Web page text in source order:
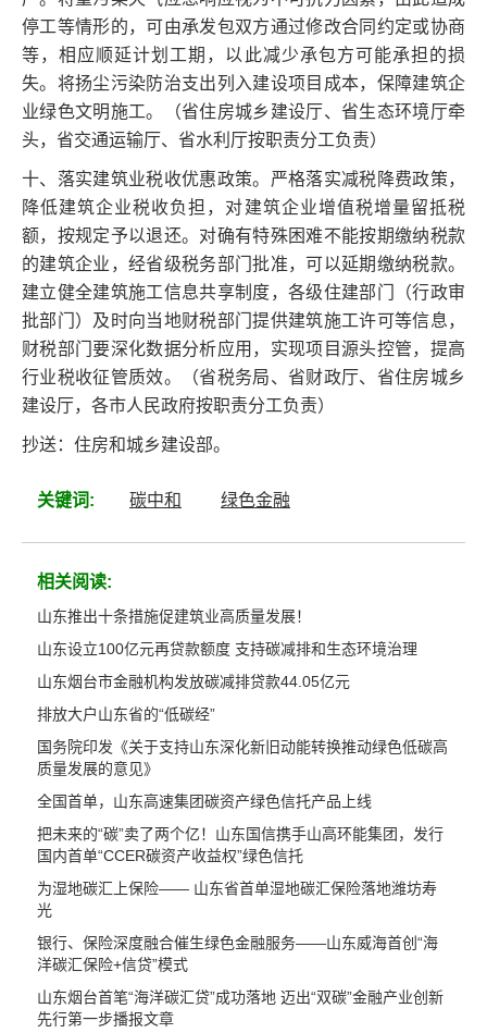
停工等情形的，可由承发包双方通过修改合同约定或协商
等，相应顺延计划工期，以此减少承包方可能承担的损
失。将扬尘污染防治支出列入建设项目成本，保障建筑企
业绿色文明施工。（省住房城乡建设厅、省生态环境厅牵
头，省交通运输厅、省水利厅按职责分工负责）
十、落实建筑业税收优惠政策。严格落实减税降费政策，
降低建筑企业税收负担，对建筑企业增值税增量留抵税
额，按规定予以退还。对确有特殊困难不能按期缴纳税款
的建筑企业，经省级税务部门批准，可以延期缴纳税款。
建立健全建筑施工信息共享制度，各级住建部门（行政审
批部门）及时向当地财税部门提供建筑施工许可等信息，
财税部门要深化数据分析应用，实现项目源头控管，提高
行业税收征管质效。（省税务局、省财政厅、省住房城乡
建设厅，各市人民政府按职责分工负责）
抄送：住房和城乡建设部。
关键词: 碳中和 绿色金融
相关阅读:
山东推出十条措施促建筑业高质量发展！
山东设立100亿元再贷款额度 支持碳减排和生态环境治理
山东烟台市金融机构发放碳减排贷款44.05亿元
排放大户山东省的“低碳经”
国务院印发《关于支持山东深化新旧动能转换推动绿色低碳高
质量发展的意见》
全国首单，山东高速集团碳资产绿色信托产品上线
把未来的“碳”卖了两个亿！山东国信携手山高环能集团，发行
国内首单“CCER碳资产收益权”绿色信托
为湿地碳汇上保险—— 山东省首单湿地碳汇保险落地潍坊寿
光
银行、保险深度融合催生绿色金融服务——山东威海首创“海
洋碳汇保险+信贷”模式
山东烟台首笔“海洋碳汇贷”成功落地 迈出“双碳”金融产业创新
先行第一步播报文章